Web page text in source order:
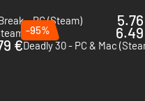
- PC (Steam)
€
-95%
Deadly 30 - PC & Mac